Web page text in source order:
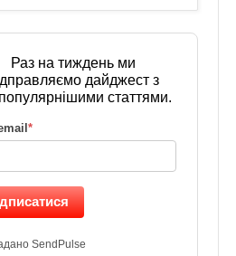
Раз на тиждень ми
дайджест з
статтями.
*
SendPulse